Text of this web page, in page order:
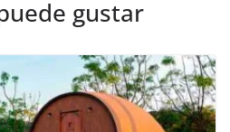
er gustar